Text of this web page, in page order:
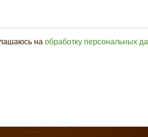
на обработку персональных